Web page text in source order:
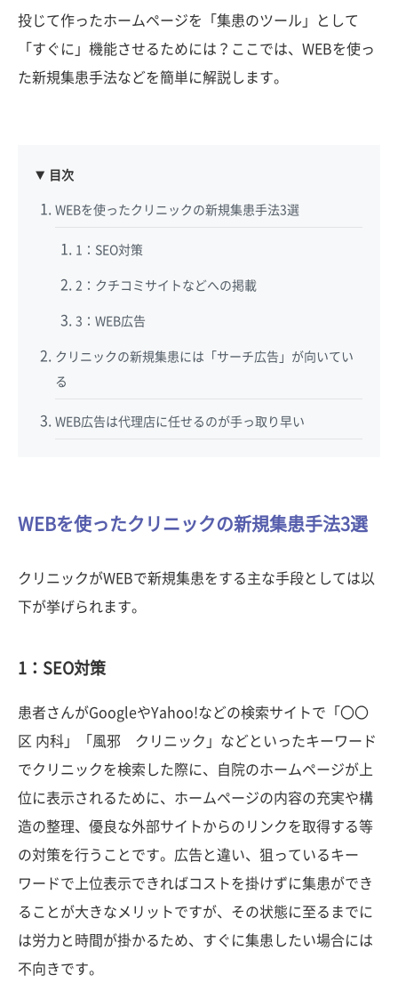
投じて作ったホームページを「集患のツール」として
「すぐに」機能させるためには？ここでは、WEBを使っ
た新規集患手法などを簡単に解説します。
目次
WEBを使ったクリニックの新規集患手法3選
1：SEO対策
2：クチコミサイトなどへの掲載
3：WEB広告
クリニックの新規集患には「サーチ広告」が向いてい
る
WEB広告は代理店に任せるのが手っ取り早い
WEBを使ったクリニックの新規集患手法3選
クリニックがWEBで新規集患をする主な手段としては以
下が挙げられます。
1：SEO対策
患者さんがGoogleやYahoo!などの検索サイトで「〇〇
区 内科」「風邪 クリニック」などといったキーワード
でクリニックを検索した際に、自院のホームページが上
位に表示されるために、ホームページの内容の充実や構
造の整理、優良な外部サイトからのリンクを取得する等
の対策を行うことです。広告と違い、狙っているキー
ワードで上位表示できればコストを掛けずに集患ができ
ることが大きなメリットですが、その状態に至るまでに
は労力と時間が掛かるため、すぐに集患したい場合には
不向きです。